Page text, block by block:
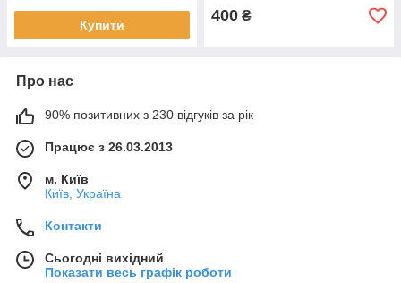
Купити
400 ₴
Про нас
90% позитивних з 230 відгуків за рік
Працює з 26.03.2013
м. Київ
Київ, Україна
Контакти
Сьогодні вихідний
Показати весь графік роботи